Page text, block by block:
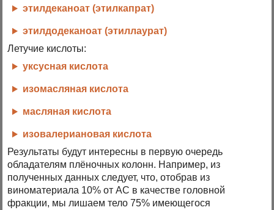
этилдеканоат (этилкапрат)
этилдодеканоат (этиллаурат)
Летучие кислоты:
уксусная кислота
изомасляная кислота
масляная кислота
изовалериановая кислота
Результаты будут интересны в первую очередь
обладателям плёночных колонн. Например, из
полученных данных следует, что, отобрав из
виноматериала 10% от АС в качестве головной
фракции, мы лишаем тело 75% имеющегося